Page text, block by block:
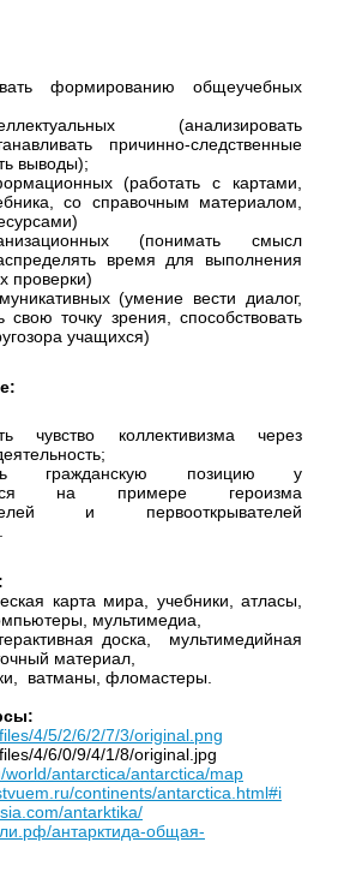
формированию общеучебных
(анализировать
причинно-следственные
выводы);
(работать с картами,
со справочным материалом,
(понимать смысл
время для выполнения
проверки)
(умение вести диалог,
свою точку зрения, способствовать
учащихся)
чувство коллективизма через
гражданскую позицию у
на примере героизма
и первооткрывателей
карта мира, учебники, атласы,
мультимедиа,
доска, мультимедийная
материал,
фломастеры.
4/5/2/6/2/7/3/original.png
4/6/0/9/4/1/8/original.jpg
world/antarctica/antarctica/map
continents/antarctica.html#i
antarktika/
антарктида-общая-